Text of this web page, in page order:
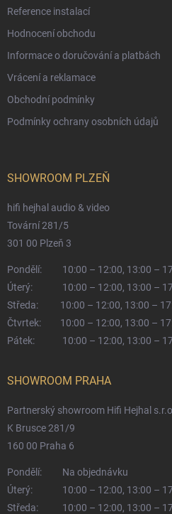
Reference instalací
Hodnocení obchodu
Informace o doručování a platbách
Vrácení a reklamace
Obchodní podmínky
Podmínky ochrany osobních údajů
SHOWROOM PLZEŇ
hifi hejhal audio & video
Tovární 281/5
301 00 Plzeň 3
Pondělí:
10:00 – 12:00, 13:00 –
Úterý:
10:00 – 12:00, 13:00 –
Středa:
10:00 – 12:00, 13:00 –
Čtvrtek:
10:00 – 12:00, 13:00 –
Pátek:
10:00 – 12:00, 13:00 –
SHOWROOM PRAHA
Partnerský showroom Hifi Hejhal
K Brusce 281/9
160 00 Praha 6
Pondělí:
Na objednávku
Úterý:
10:00 – 12:00, 13:00 –
Středa:
10:00 – 12:00, 13:00 –